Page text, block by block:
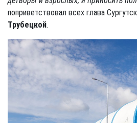
поприветствовал всех глава
Трубецкой.